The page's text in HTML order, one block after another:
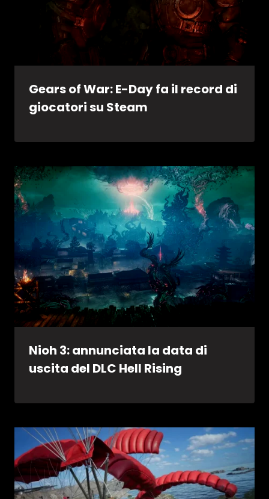
Gears of War: E-Day fa il record di
giocatori su Steam
Nioh 3: annunciata la data di
uscita del DLC Hell Rising